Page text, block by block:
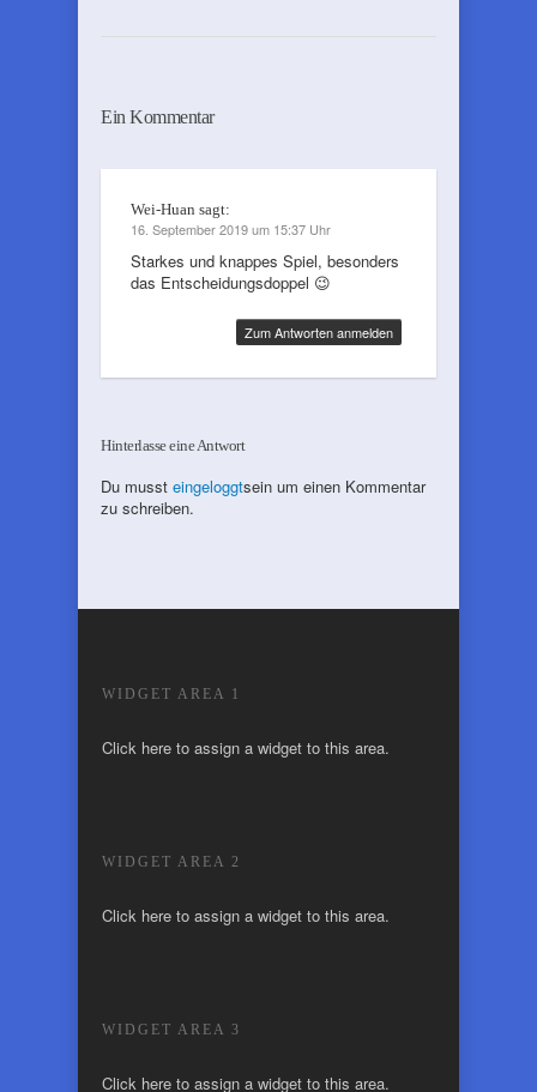
Ein Kommentar
Wei-Huan sagt:
16. September 2019 um 15:37 Uhr
Starkes und knappes Spiel, besonders
das Entscheidungsdoppel 😉
Zum Antworten anmelden
Hinterlasse eine Antwort
Du musst eingeloggtsein um einen Kommentar
zu schreiben.
WIDGET AREA 1
Click here to assign a widget to this area.
WIDGET AREA 2
Click here to assign a widget to this area.
WIDGET AREA 3
Click here to assign a widget to this area.